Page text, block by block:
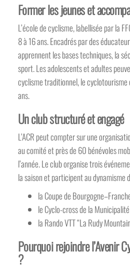
Former les jeunes et
L’école de cyclisme, labellisée par la
8 à 16 ans. Encadrés par des
apprennent les bases techniques, la
sport. Les adolescents et adultes
cyclisme traditionnel, le cyclotourisme
ans.
Un club structuré et engagé
L’ACR peut compter sur une
au comité et près de 60 bénévoles
l’année. Le club organise trois
la saison et participent au dynamisme
la Coupe de
le Cyclo-cross de la Municipalité
la Rando VTT “La Rudy
Pourquoi rejoindre l’Avenir
?